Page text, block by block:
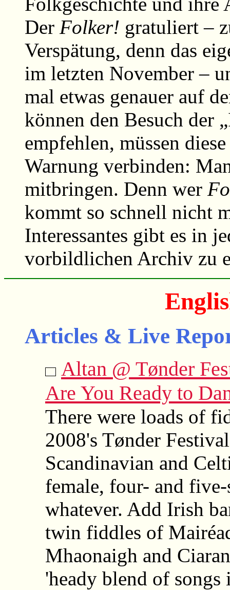
Der Folker! gratuliert –
Verspätung, denn das
im letzten November –
mal etwas genauer auf
können den Besuch der
empfehlen, müssen
Warnung verbinden:
mitbringen. Denn wer
kommt so schnell nicht
Interessantes gibt es in
vorbildlichen Archiv zu
Articles & Live
Altan @ Tønder
Are You Ready to
There were loads of
2008's Tønder
Scandinavian and
female, four- and
whatever. Add Irish
twin fiddles of
Mhaonaigh and
'heady blend of